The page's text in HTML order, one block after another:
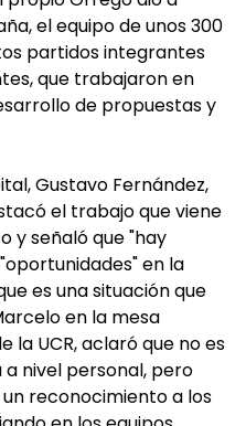
el equipo de unos 300
partidos integrantes
que trabajaron en
de propuestas y
Gustavo Fernández,
el trabajo que viene
y señaló que "hay
en la
es una situación que
en la mesa
la UCR, aclaró que no es
nivel personal, pero
reconocimiento a los